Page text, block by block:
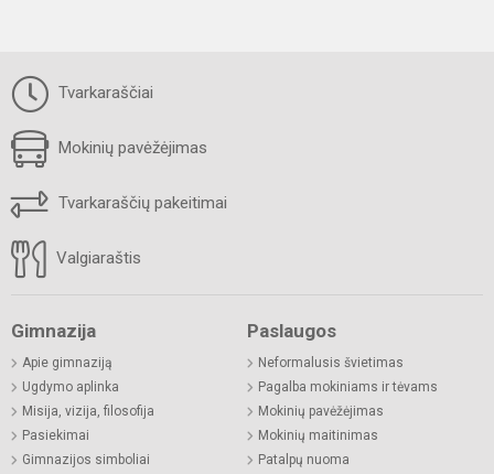
Tvarkaraščiai
Mokinių pavėžėjimas
Tvarkaraščių pakeitimai
Valgiaraštis
Gimnazija
Apie gimnaziją
Ugdymo aplinka
Misija, vizija, filosofija
Pasiekimai
Gimnazijos simboliai
Paslaugos
Neformalusis švietimas
Pagalba mokiniams ir tėvams
Mokinių pavėžėjimas
Mokinių maitinimas
Patalpų nuoma